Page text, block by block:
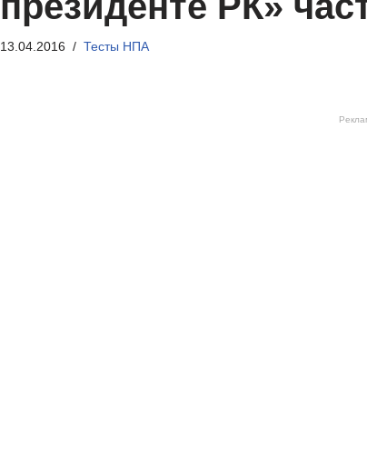
13.04.2016 Тесты НПА